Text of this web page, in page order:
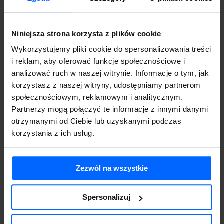
Niniejsza strona korzysta z plików cookie
Wykorzystujemy pliki cookie do spersonalizowania treści
i reklam, aby oferować funkcje społecznościowe i
analizować ruch w naszej witrynie. Informacje o tym, jak
korzystasz z naszej witryny, udostępniamy partnerom
społecznościowym, reklamowym i analitycznym.
Partnerzy mogą połączyć te informacje z innymi danymi
otrzymanymi od Ciebie lub uzyskanymi podczas
korzystania z ich usług.
Zezwól na wszystkie
Spersonalizuj
Paragony z NIP do 450 zł będą musiały być traktowane jak faktury
automatycznie pobierały do Symfonia KSeF?
Czy paragony fiskalne z NIP (do 450 zł) również będą
przechodzić przez KSeF?